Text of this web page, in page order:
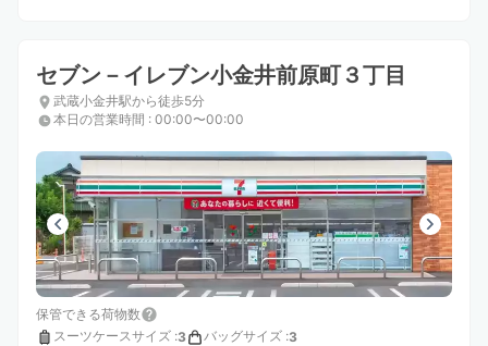
セブン－イレブン小金井前原町３丁目
武蔵小金井駅から徒歩5分
本日の営業時間 : 00:00〜00:00
保管できる荷物数
スーツケースサイズ :3 バッグサイズ :3